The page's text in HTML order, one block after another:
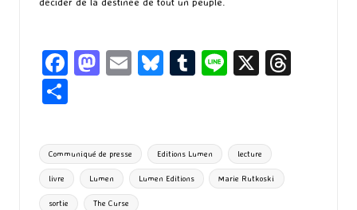
Fa
o
o
k
M
d
o
n
E
l
Bl
ky
T
bl
r
Li X
ta
g
er
Tags:
Communiqué de presse Editions Lumen lecture
livre Lumen Lumen Editions Marie Rutkoski
sortie The Curse